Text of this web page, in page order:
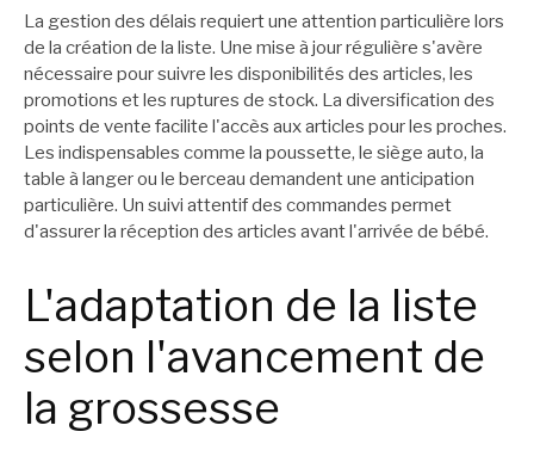
La gestion des délais requiert une attention particulière lors
de la création de la liste. Une mise à jour régulière s'avère
nécessaire pour suivre les disponibilités des articles, les
promotions et les ruptures de stock. La diversification des
points de vente facilite l'accès aux articles pour les proches.
Les indispensables comme la poussette, le siège auto, la
table à langer ou le berceau demandent une anticipation
particulière. Un suivi attentif des commandes permet
d'assurer la réception des articles avant l'arrivée de bébé.
L'adaptation de la liste
selon l'avancement de
la grossesse